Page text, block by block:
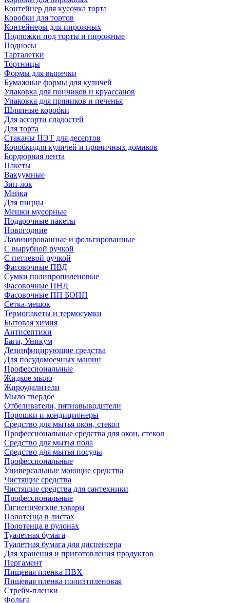
Контейнер для кусочка торта
Коробки для тортов
Контейнеры для пирожных
Подложки под торты и пирожные
Подносы
Тарталетки
Тортницы
Формы для выпечки
Бумажные формы для куличей
Упаковка для пончиков и круассанов
Упаковка для пряников и печенья
Шляпные коробки
Для ассорти сладостей
Для торта
Стаканы ПЭТ для десертов
Коробкидля куличей и пряничных домиков
Бордюрная лента
Пакеты
Вакуумные
Зип-лок
Майка
Для пиццы
Мешки мусорные
Подарочные пакеты
Новогодние
Ламинированные и фольгированные
С вырубной ручкой
С петлевой ручкой
Фасовочные ПВД
Сумки полипропиленовые
Фасовочные ПНД
Фасовочные ПП БОПП
Сетка-мешок
Термопакеты и термосумки
Бытовая химия
Антисептики
Баги, Уникум
Дезинфицирующие средства
Для посудомоечных машин
Профессиональные
Жидкое мыло
Жироудалители
Мыло твердое
Отбеливатели, пятновыводители
Порошки и кондиционеры
Средство для мытья окон, стекол
Профессиональные средства для окон, стекол
Средство для мытья пола
Средство для мытья посуды
Профессиональные
Универсальные моющие средства
Чистящие средства
Чистящие средства для сантехники
Профессиональные
Гигиенические товары
Полотенца в листах
Полотенца в рулонах
Туалетная бумага
Туалетная бумага для диспенсера
Для хранения и приготовления продуктов
Пергамент
Пищевая пленка ПВХ
Пищевая пленка полиэтиленовая
Стрейч-пленки
Фольга